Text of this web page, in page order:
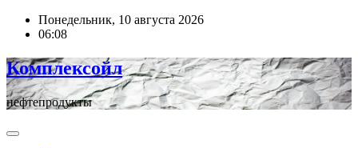
ПерейтиПонедельник, 10 августа 2026
06:08
Комплексойл
нефтепродукты